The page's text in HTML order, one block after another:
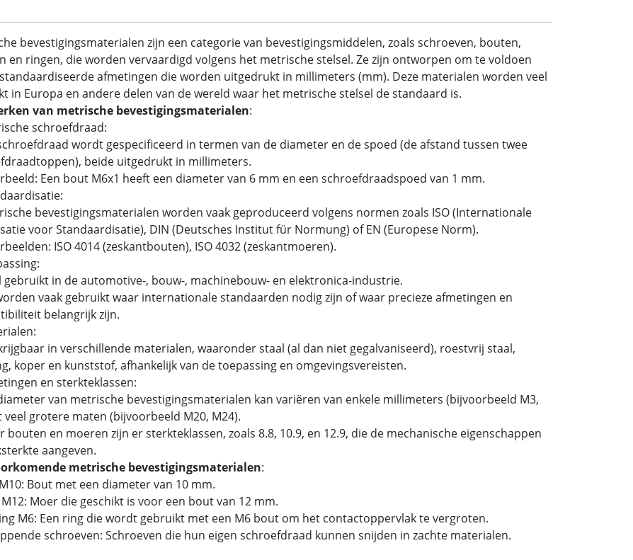
bevestigingsmaterialen zijn een categorie van bevestigingsmiddelen, zoals schroeven, bouten,
en ringen, die worden vervaardigd volgens het metrische stelsel. Ze zijn ontworpen om te voldoen
afmetingen die worden uitgedrukt in millimeters (mm). Deze materialen worden veel
in Europa en andere delen van de wereld waar het metrische stelsel de standaard is.
van metrische bevestigingsmaterialen:
schroefdraad:
wordt gespecificeerd in termen van de diameter en de spoed (de afstand tussen twee
beide uitgedrukt in millimeters.
Een bout M6x1 heeft een diameter van 6 mm en een schroefdraadspoed van 1 mm.
bevestigingsmaterialen worden vaak geproduceerd volgens normen zoals ISO (Internationale
voor Standaardisatie), DIN (Deutsches Institut für Normung) of EN (Europese Norm).
ISO 4014 (zeskantbouten), ISO 4032 (zeskantmoeren).
gebruikt in de automotive-, bouw-, machinebouw- en elektronica-industrie.
vaak gebruikt waar internationale standaarden nodig zijn of waar precieze afmetingen en
belangrijk zijn.
in verschillende materialen, waaronder staal (al dan niet gegalvaniseerd), roestvrij staal,
koper en kunststof, afhankelijk van de toepassing en omgevingsvereisten.
en sterkteklassen:
van metrische bevestigingsmaterialen kan variëren van enkele millimeters (bijvoorbeeld M3,
veel grotere maten (bijvoorbeeld M20, M24).
bouten en moeren zijn er sterkteklassen, zoals 8.8, 10.9, en 12.9, die de mechanische eigenschappen
aangeven.
metrische bevestigingsmaterialen:
Bout met een diameter van 10 mm.
Moer die geschikt is voor een bout van 12 mm.
M6: Een ring die wordt gebruikt met een M6 bout om het contactoppervlak te vergroten.
schroeven: Schroeven die hun eigen schroefdraad kunnen snijden in zachte materialen.